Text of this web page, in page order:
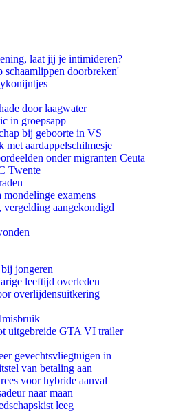
laat jij je intimideren?
doorbreken'
door laagwater
in groepsapp
bij geboorte in VS
met aardappelschilmesje
onder migranten Ceuta
Twente
examens
aangekondigd
jongeren
leeftijd overleden
overlijdensuitkering
uitgebreide GTA VI trailer
gevechtsvliegtuigen in
van betaling aan
voor hybride aanval
naar maan
leeg